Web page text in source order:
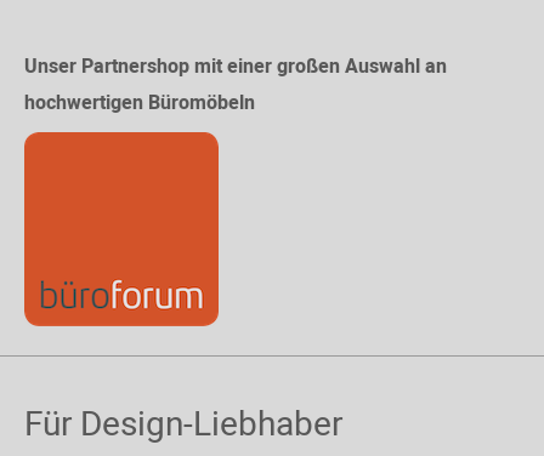
Unser Partnershop mit einer großen Auswahl an
hochwertigen Büromöbeln
Für Design-Liebhaber